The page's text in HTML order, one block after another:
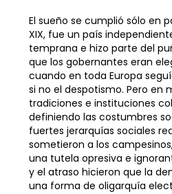
El sueño se cumplió sólo en
XIX, fue un país
temprana e hizo parte del
que los gobernantes eran
cuando en toda Europa
si no el despotismo. Pero en
tradiciones e instituciones
definiendo las costumbres
fuertes jerarquías sociales
sometieron a los
una tutela opresiva e
y el atraso hicieron que la
una forma de oligarquía